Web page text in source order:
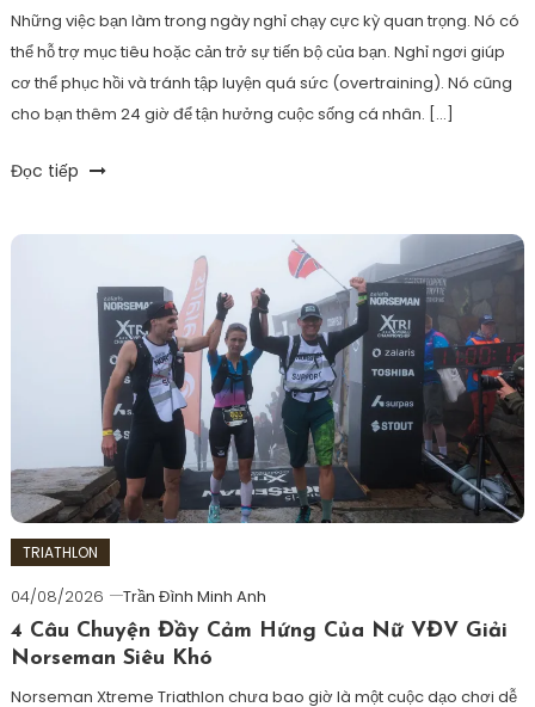
tập
thể
không
Những việc bạn làm trong ngày nghỉ chạy cực kỳ quan trọng. Nó có
thể hỗ trợ mục tiêu hoặc cản trở sự tiến bộ của bạn. Nghỉ ngơi giúp
cơ thể phục hồi và tránh tập luyện quá sức (overtraining). Nó cũng
cho bạn thêm 24 giờ để tận hưởng cuộc sống cá nhân. […]
Tagged
thành
thương,
ngày
nghỉ
chạy
làm
gì ,
sai
lầm
Đọc tiếp
TRIATHLON
04/08/2026
Trần Đình Minh Anh
4 Câu Chuyện Đầy Cảm Hứng Của Nữ VĐV Giải
Norseman Siêu Khó
Norseman Xtreme Triathlon chưa bao giờ là một cuộc dạo chơi dễ